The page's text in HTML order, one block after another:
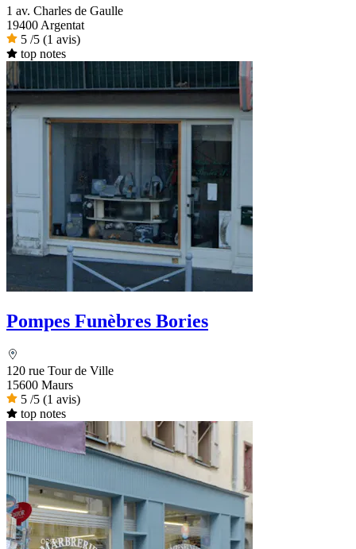
1 av. Charles de Gaulle
19400 Argentat
5 /5 (1 avis)
top notes
Pompes Funèbres Bories
120 rue Tour de Ville
15600 Maurs
5 /5 (1 avis)
top notes